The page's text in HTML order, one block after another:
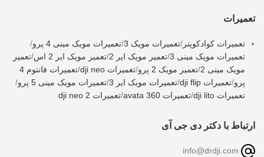
تعمیرات
تعمیرات کوادکوپتر /تعمیرات مویک 3 /تعمیرات مویک مینی 4 پرو
/
تعمیرات مویک مینی 3
/تعمیر مویک ایر 2 /تعمیر مویک ایر 2 اس /تعمیر
مویک مینی 2
/تعمیر مویک 2 پرو /تعمیرات dji neo /
تعمیرات فانتوم 4
پرو/تعمیرات dji flip /تعمیرات مویک ایر 3 /تعمیرات مویک مینی 5 پرو
/
تعمیرات dji lito
/تعمیرات avata 360 /تعمیرات dji neo 2
ارتباط با دکتر دی جی آی